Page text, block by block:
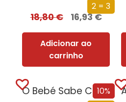
2 = 3
18,80€ 16,93€
Adicionar ao
carrinho
10%
O Bebé Sabe Comer